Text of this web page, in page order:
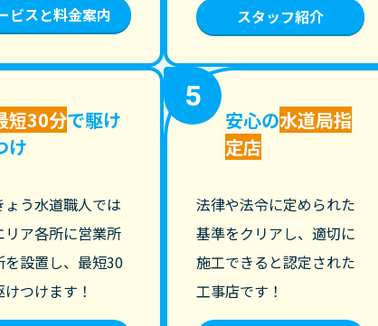
ビスと料金案内 スタッフ紹介
短30分で駆け
け
ょう水道職人では
リア各所に営業所
を設置し、最短30
つけます！
5
安心の水道局指
定店
法律や法令に定められた
基準をクリアし、適切に
施工できると認定された
工事店です！